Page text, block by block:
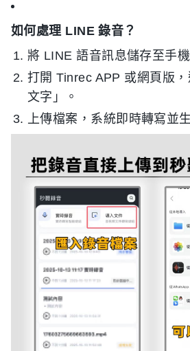
如何處理 LINE 錄音？
將 LINE 語音訊息儲存至手
打開 Tinrec APP 或網頁版
文字」。
上傳檔案，系統即時轉寫並